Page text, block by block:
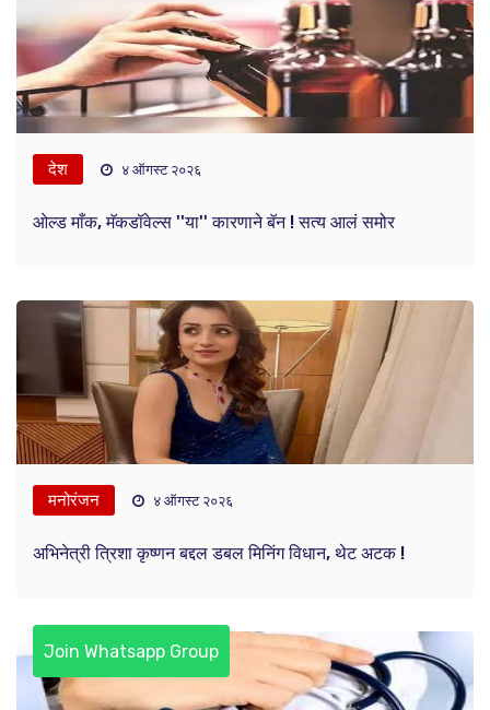
देश ४ ऑगस्ट २०२६
ओल्ड माँक, मॅकडॉवेल्स ''या'' कारणाने बॅन ! सत्य आलं समोर
मनोरंजन ४ ऑगस्ट २०२६
अभिनेत्री त्रिशा कृष्णन बद्दल डबल मिनिंग विधान, थेट अटक !
Join Whatsapp Group